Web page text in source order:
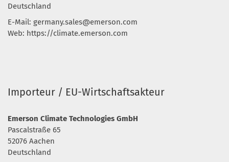
Deutschland
E-Mail: germany.sales@emerson.com
Web: https://climate.emerson.com
Importeur / EU-Wirtschaftsakteur
Emerson Climate Technologies GmbH
Pascalstraße 65
52076 Aachen
Deutschland